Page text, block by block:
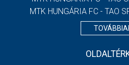
MTK HUNGÁRIA FC - TAO